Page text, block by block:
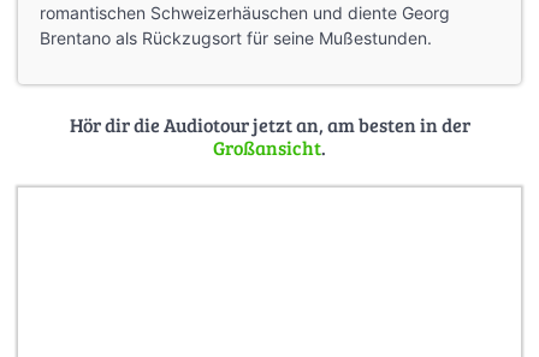
romantischen Schweizerhäuschen und diente Georg
Brentano als Rückzugsort für seine Mußestunden.
Hör dir die Audiotour jetzt an, am besten in der
Großansicht.